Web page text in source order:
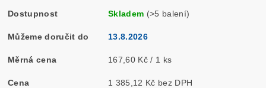
Dostupnost Skladem (>5 balení)
Můžeme doručit do 13.8.2026
Měrná cena 167,60 Kč / 1 ks
Cena 1 385,12 Kč bez DPH